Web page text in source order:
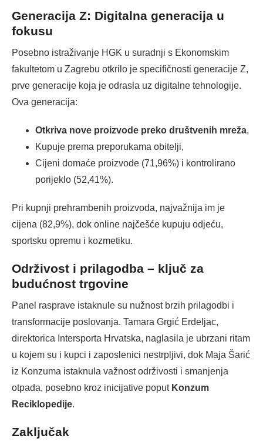
Generacija Z: Digitalna generacija u
fokusu
Posebno istraživanje HGK u suradnji s Ekonomskim
fakultetom u Zagrebu otkrilo je specifičnosti generacije Z,
prve generacije koja je odrasla uz digitalne tehnologije.
Ova generacija:
Otkriva nove proizvode preko društvenih mreža,
Kupuje prema preporukama obitelji,
Cijeni domaće proizvode (71,96%) i kontrolirano
porijeklo (52,41%).
Pri kupnji prehrambenih proizvoda, najvažnija im je
cijena (82,9%), dok online najčešće kupuju odjeću,
sportsku opremu i kozmetiku.
Održivost i prilagodba – ključ za
budućnost trgovine
Panel rasprave istaknule su nužnost brzih prilagodbi i
transformacije poslovanja. Tamara Grgić Erdeljac,
direktorica Intersporta Hrvatska, naglasila je ubrzani ritam
u kojem su i kupci i zaposlenici nestrpljivi, dok Maja Šarić
iz Konzuma istaknula važnost održivosti i smanjenja
otpada, posebno kroz inicijative poput Konzum
Reciklopedije.
Zaključak